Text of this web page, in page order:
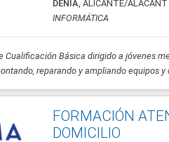
DÉNIA,ALICANTE/ALACANT
INFORMÁTICA
Cualificación Básica dirigido a jóvenes
reparando y ampliando equipos y
FORMACIÓN
DOMICILIO